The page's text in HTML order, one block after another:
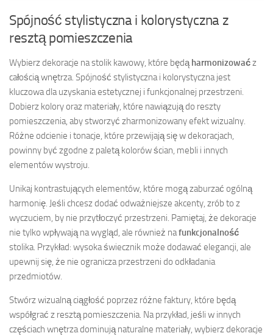
Spójność stylistyczna i kolorystyczna z
resztą pomieszczenia
Wybierz dekoracje na stolik kawowy, które będąharmonizowaćz
całością wnętrza. Spójność stylistyczna i kolorystyczna jest
kluczowa dla uzyskania estetycznej i funkcjonalnej przestrzeni.
Dobierz kolory oraz materiały, które nawiązują do reszty
pomieszczenia, aby stworzyć zharmonizowany efekt wizualny.
Różne odcienie i tonacje, które przewijają się w dekoracjach,
powinny być zgodne z paletą kolorów ścian, mebli i innych
elementów wystroju.
Unikaj kontrastujących elementów, które mogą zaburzać ogólną
harmonię. Jeśli chcesz dodać odważniejsze akcenty, zrób to z
wyczuciem, by nie przytłoczyć przestrzeni. Pamiętaj, że dekoracje
nie tylko wpływają na wygląd, ale również nafunkcjonalność
stolika. Przykład: wysoka świecznik może dodawać elegancji, ale
upewnij się, że nie ogranicza przestrzeni do odkładania
przedmiotów.
Stwórz wizualną ciągłość poprzez różne faktury, które będą
współgrać z resztą pomieszczenia. Na przykład, jeśli w innych
częściach wnętrza dominują naturalne materiały, wybierz dekoracje